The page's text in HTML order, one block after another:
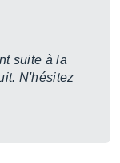
suite à la
N'hésitez